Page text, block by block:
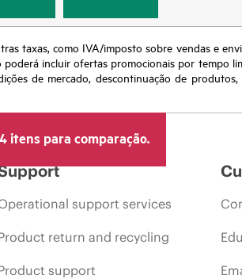
taxas, como IVA/imposto sobre vendas e
incluir ofertas promocionais por tempo
de mercado, descontinuação de
itens para comparação.
support services
return and recycling
support